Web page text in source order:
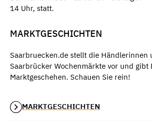
14 Uhr, statt.
MARKTGESCHICHTEN
Saarbruecken.de stellt die Händlerinnen
Saarbrücker Wochenmärkte vor und gibt
Marktgeschehen. Schauen Sie rein!
MARKTGESCHICHTEN